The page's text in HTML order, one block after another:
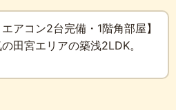
エアコン2台完備・1階角部屋】
田宮エリアの築浅2LDK。